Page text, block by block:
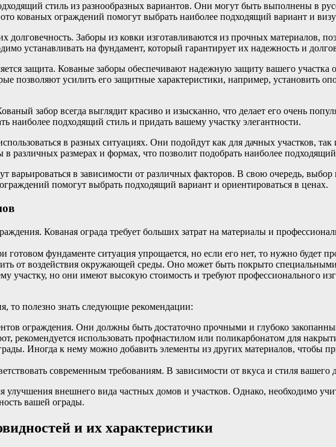
стиль из разнообразных вариантов. Они могут быть выполнены в
кованых ограждений помогут выбрать наиболее подходящий вариант и
Заборы из ковки изготавливаются из прочных материалов,
устанавливать на фундамент, который гарантирует их надежность и
защита. Кованые заборы обеспечивают надежную защиту вашего участка
позволяют усилить его защитные характеристики, например, установить
забор всегда выглядит красиво и изысканно, что делает его очень
наиболее подходящий стиль и придать вашему участку элегантности.
в разных ситуациях. Они подойдут как для дачных участков,
различных размерах и формах, что позволит подобрать наиболее
в зависимости от различных факторов. В свою очередь, выбор
помогут выбрать подходящий вариант и ориентироваться в ценах.
Кованая ограда требует больших затрат на материалы и
фундаменте ситуация упрощается, но если его нет, то нужно будет
от воздействия окружающей среды. Оно может быть покрыто
участку, но они имеют высокую стоимость и требуют профессионального
то полезно знать следующие рекомендации:
ограждения. Они должны быть достаточно прочными и глубоко
рекомендуется использовать профнастилом или поликарбонатом для
Иногда к нему можно добавить элементы из других материалов, чтобы
современным требованиям. В зависимости от вкуса и стиля
внешнего вида частных домов и участков. Однако, необходимо
вашей ограды.
и их характеристики